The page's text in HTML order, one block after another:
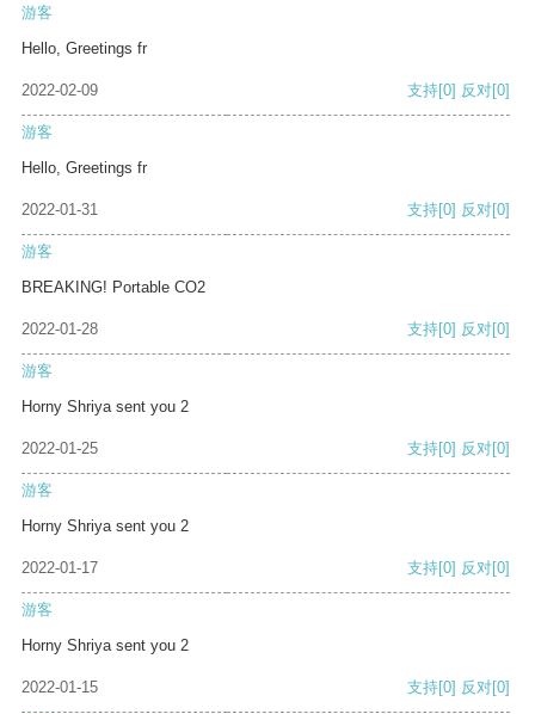
游客
Hello, Greetings fr
2022-02-09 支持[0] 反对[0]
游客
Hello, Greetings fr
2022-01-31 支持[0] 反对[0]
游客
BREAKING! Portable CO2
2022-01-28 支持[0] 反对[0]
游客
Horny Shriya sent you 2
2022-01-25 支持[0] 反对[0]
游客
Horny Shriya sent you 2
2022-01-17 支持[0] 反对[0]
游客
Horny Shriya sent you 2
2022-01-15 支持[0] 反对[0]